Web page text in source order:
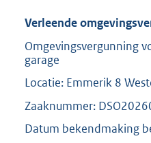
Verleende
Omgevingsvergunning
garage
Locatie: Emmerik 8
Zaaknummer:
Datum bekendmaking